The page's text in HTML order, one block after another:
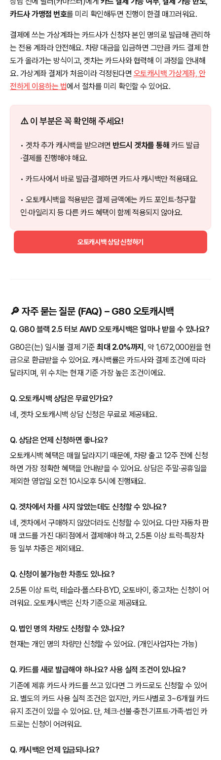
카드사 가맹점 번호를 미리 확인해두면 진행이 한결 매끄러워요.
결제에 쓰는 가상계좌는 카드사가 신청자 본인 명의로 발급해 관리하
는 전용 계좌라 안전해요. 차량 대금을 입금하면 그만큼 카드 결제 한
도가 올라가는 방식이고, 겟차는 카드사와 협력해 이 과정을 안내해
요. 가상계좌 결제가 처음이라 걱정된다면 오토캐시백 가상계좌, 안
전하게 이용하는 법에서 절차를 미리 확인할 수 있어요.
⚠️ 이 부분은 꼭 확인해 주세요!
• 겟차 추가 캐시백을 받으려면 반드시 겟차를 통해 카드 발급
·결제를 진행해야 해요.
• 카드사에서 바로 발급·결제하면 카드사 캐시백만 적용돼요.
• 오토캐시백을 적용받은 결제 금액에는 카드 포인트·청구할
인·마일리지 등 다른 카드 혜택이 함께 적용되지 않아요.
오토캐시백 상담 신청하기
🔎 자주 묻는 질문 (FAQ) – G80 오토캐시백
Q. G80 블랙 2.5 터보 AWD 오토캐시백은 얼마나 받을 수 있나요?
G80은(는) 일시불 결제 기준 최대 2.0%까지 , 약 1,672,000원을 현
금으로 환급받을 수 있어요. 캐시백률은 카드사와 결제 조건에 따라
달라지며, 위 수치는 현재 기준 가장 높은 조건이에요.
Q. 오토캐시백 상담은 무료인가요?
네, 겟차 오토캐시백 상담 신청은 무료로 제공돼요.
Q. 상담은 언제 신청하면 좋나요?
오토캐시백 혜택은 매월 달라지기 때문에, 차량 출고 12주 전에 신청
하면 가장 정확한 혜택을 안내받을 수 있어요. 상담은 주말·공휴일을
제외한 영업일 오전 10시오후 5시에 진행돼요.
Q. 겟차에서 차를 사지 않았는데도 신청할 수 있나요?
네, 겟차에서 구매하지 않았더라도 신청할 수 있어요. 다만 자동차 판
매 코드를 가진 대리점에서 결제해야 하고, 2.5톤 이상 트럭·특장차
등 일부 차종은 제외돼요.
Q. 신청이 불가능한 차종도 있나요?
2.5톤 이상 트럭, 테슬라·폴스타·BYD, 오토바이, 중고차는 신청이 어
려워요. 오토캐시백은 신차 기준으로 제공돼요.
Q. 법인 명의 차량도 신청할 수 있나요?
현재는 개인 명의 차량만 신청할 수 있어요. (개인사업자는 가능)
Q. 카드를 새로 발급해야 하나요? 사용 실적 조건이 있나요?
기존에 제휴 카드사 카드를 쓰고 있다면 그 카드로도 신청할 수 있어
요. 별도의 카드 사용 실적 조건은 없지만, 카드사별로 3~6개월 카드
유지 조건이 있을 수 있어요. 단, 체크·선불·충전·기프트·가족·법인 카
드로는 신청이 어려워요.
Q. 캐시백은 언제 입금되나요?